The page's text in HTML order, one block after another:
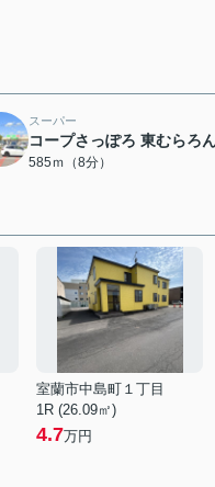
スーパー
コープさっぽろ 東むらろ
585ｍ（8分）
室蘭市中島町１丁目
1R (26.09㎡)
4.7万円